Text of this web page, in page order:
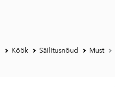
Köök Säilitusnõud Must